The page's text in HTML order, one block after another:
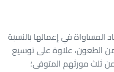
المساواة في إعمالها بالنسبة
من الطعون، علاوة على توسيع
ثلث مورثهم المتوفى؛